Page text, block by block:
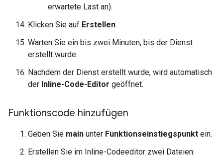
erwartete Last an).
Klicken Sie auf Erstellen.
Warten Sie ein bis zwei Minuten, bis der Dienst
erstellt wurde.
Nachdem der Dienst erstellt wurde, wird automatisch
der Inline-Code-Editor geöffnet.
Funktionscode hinzufügen
Geben Sie main unter Funktionseinstiegspunkt ein.
Erstellen Sie im Inline-Codeeditor zwei Dateien: